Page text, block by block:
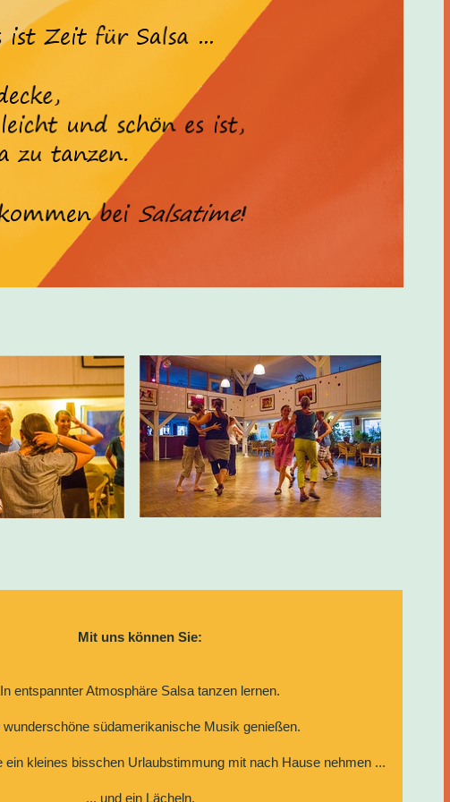
Mit uns können Sie:
In entspannter Atmosphäre Salsa tanzen lernen.
wunderschöne südamerikanische Musik genießen.
ein kleines bisschen Urlaubstimmung mit nach Hause nehmen ...
... und ein Lächeln.